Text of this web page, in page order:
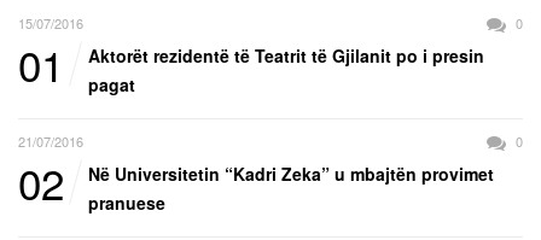
15/07/2016 0
01
Aktorët rezidentë të Teatrit të Gjilanit po i presin
pagat
21/07/2016 0
02
Në Universitetin “Kadri Zeka” u mbajtën provimet
pranuese